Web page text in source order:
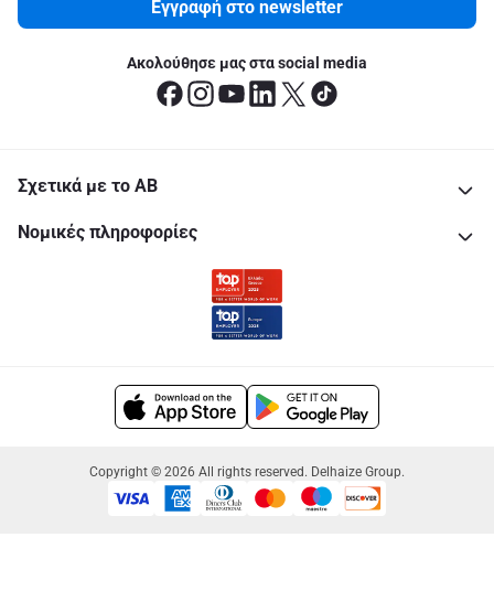
Εγγραφή στο newsletter
Ακολούθησε μας στα social media
Σχετικά με το ΑΒ
Νομικές πληροφορίες
Copyright © 2026 All rights reserved. Delhaize Group.